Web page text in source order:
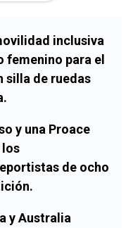
inclusiva
femenino para el
silla de ruedas
y una Proace
de ocho
y Australia